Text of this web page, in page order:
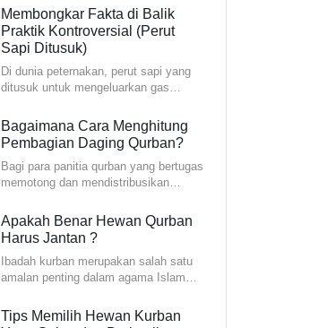
Membongkar Fakta di Balik
Praktik Kontroversial (Perut
Sapi Ditusuk)
Di dunia peternakan, perut sapi yang
ditusuk untuk mengeluarkan gas
Bagaimana Cara Menghitung
Pembagian Daging Qurban?
Bagi para panitia qurban yang bertugas
memotong dan mendistribusikan
Apakah Benar Hewan Qurban
Harus Jantan ?
Ibadah kurban merupakan salah satu
amalan penting dalam agama Islam
Tips Memilih Hewan Kurban